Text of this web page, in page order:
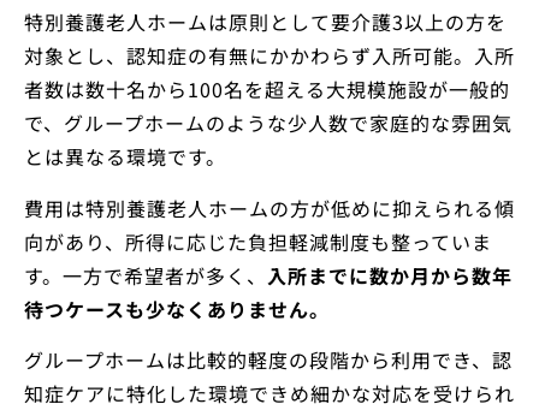
特別養護老人ホームは原則として要介護3以上の方を
対象とし、認知症の有無にかかわらず入所可能。入所
者数は数十名から100名を超える大規模施設が一般的
で、グループホームのような少人数で家庭的な雰囲気
とは異なる環境です。
費用は特別養護老人ホームの方が低めに抑えられる傾
向があり、所得に応じた負担軽減制度も整っていま
す。一方で希望者が多く、 入所までに数か月から数年
待つケースも少なくありません。
グループホームは比較的軽度の段階から利用でき、認
知症ケアに特化した環境できめ細かな対応を受けられ